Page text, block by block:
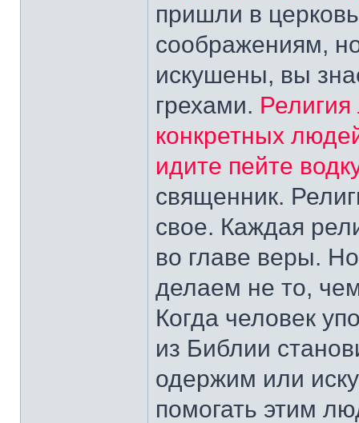
пришли в
соображениям,
искушены, вы
грехами.
конкретных
идите пейте
священник.
свое. Каждая
во главе веры.
делаем не то,
Когда человек
из Библии
одержим или
помогать этим